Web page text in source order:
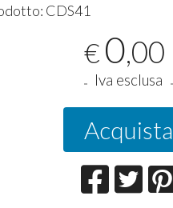
CDS41
€0,00
Iva esclusa
Acquista